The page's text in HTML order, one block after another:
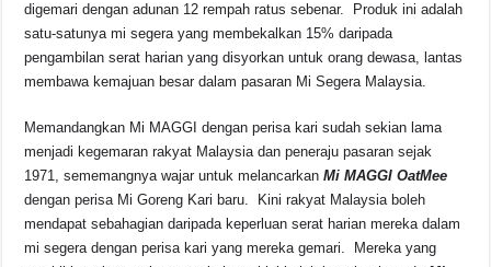
digemari dengan adunan 12 rempah ratus sebenar. Produk ini adalah
satu-satunya mi segera yang membekalkan 15% daripada
pengambilan serat harian yang disyorkan untuk orang dewasa, lantas
membawa kemajuan besar dalam pasaran Mi Segera Malaysia.
Memandangkan Mi MAGGI dengan perisa kari sudah sekian lama
menjadi kegemaran rakyat Malaysia dan peneraju pasaran sejak
1971, sememangnya wajar untuk melancarkanMi MAGGI OatMee
dengan perisa Mi Goreng Kari baru. Kini rakyat Malaysia boleh
mendapat sebahagian daripada keperluan serat harian mereka dalam
mi segera dengan perisa kari yang mereka gemari. Mereka yang